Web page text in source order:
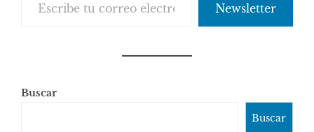
Newsletter
Buscar
Buscar